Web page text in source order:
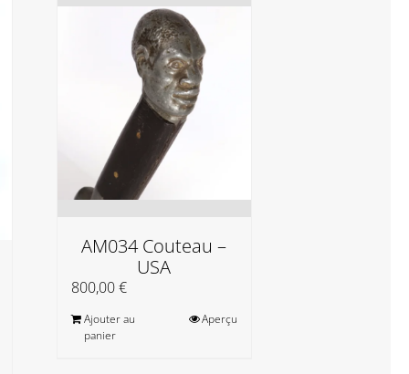
AM034 Couteau –
USA
800,00€
Ajouter au
panier
Aperçu